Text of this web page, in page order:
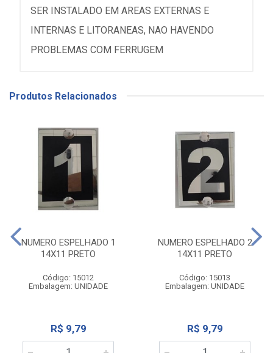
SER INSTALADO EM AREAS EXTERNAS E
INTERNAS E LITORANEAS, NAO HAVENDO
PROBLEMAS COM FERRUGEM
Produtos Relacionados
NUMERO ESPELHADO 1
14X11 PRETO
Código: 15012
Embalagem: UNIDADE
R$ 9,79
NUMERO ESPELHADO 2
14X11 PRETO
Código: 15013
Embalagem: UNIDADE
R$ 9,79